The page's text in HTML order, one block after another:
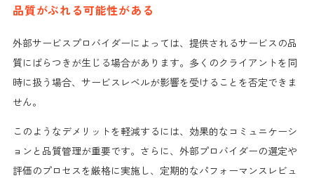
品質がぶれる可能性がある
外部サービスプロバイダーによっては、提供されるサービスの品
質にばらつきが生じる場合があります。多くのクライアントを同
時に扱う場合、サービスレベルが影響を受けることを否定できま
せん。
このようなデメリットを軽減するには、効果的なコミュニケーシ
ョンと品質管理が重要です。さらに、外部プロバイダーの選定や
評価のプロセスを厳格に実施し、定期的なパフォーマンスレビュ